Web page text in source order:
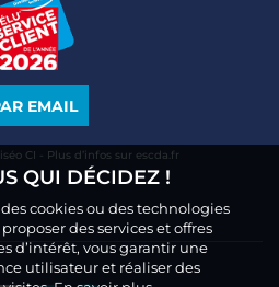
EMAIL
CI - Plus d’infos sur escda.fr
QUI DÉCIDEZ !
cookies ou des technologies
des services et offres
d’intérêt, vous garantir une
utilisateur et réaliser des